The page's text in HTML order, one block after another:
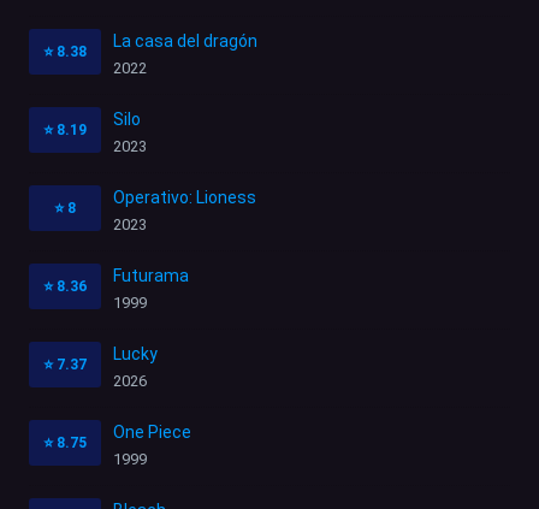
⭐ 8.38
La casa del dragón
2022
⭐ 8.19
Silo
2023
⭐ 8
Operativo: Lioness
2023
⭐ 8.36
Futurama
1999
⭐ 7.37
Lucky
2026
⭐ 8.75
One Piece
1999